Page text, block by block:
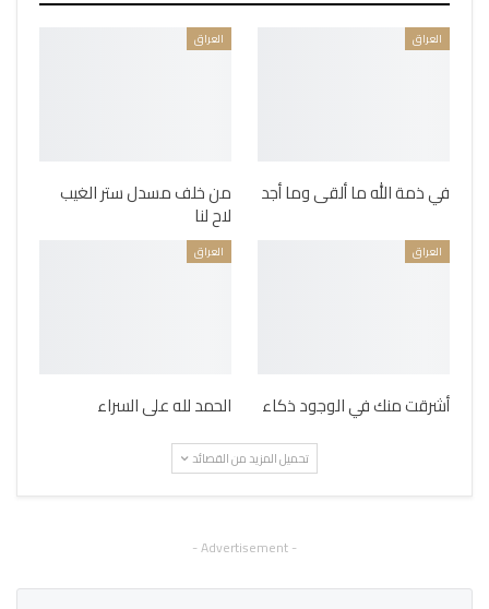
العراق
في ذمة الله ما ألقى وما أجد
العراق
من خلف مسدل ستر الغيب
لاح لنا
العراق
أشرقت منك في الوجود ذكاء
العراق
الحمد لله على السراء
تحميل المزيد من القصائد
- Advertisement -